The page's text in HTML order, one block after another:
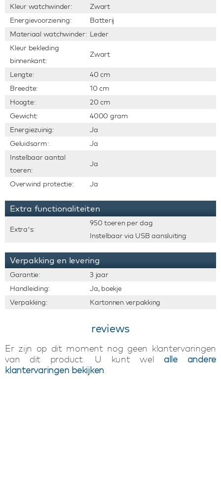
Kleur watchwinder:
Zwart
Energievoorziening:
Batterij
Materiaal watchwinder: Leder
Kleur bekleding
binnenkant:
Zwart
Lengte:
40 cm
Breedte:
10 cm
Hoogte:
20 cm
Gewicht:
4000 gram
Energiezuinig:
Ja
Geluidsarm:
Ja
Instelbaar aantal
toeren:
Ja
Overwind protectie: Ja
Extra functionaliteiten
Extra's:
950 toeren per dag
Instelbaar via USB aansluiting
Verpakking en levering
Garantie:
3 jaar
Handleiding:
Ja, boekje
Verpakking:
Kartonnen verpakking
reviews
Er zijn op dit moment nog geen klantervaringen
van dit product. U kunt wel alle andere
klantervaringen bekijken.